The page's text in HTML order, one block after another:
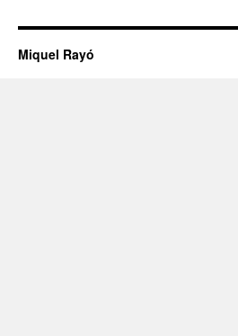
Miquel Rayó